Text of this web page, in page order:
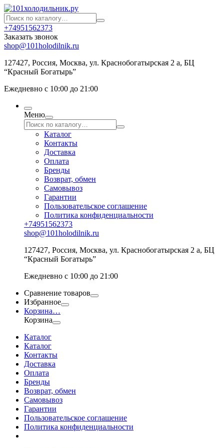
+74951562373
Заказать звонок
shop@101holodilnik.ru
127427, Россия, Москва, ул. Краснобогатырская 2 а, БЦ
“Красный Богатырь”
Ежедневно с 10:00 до 21:00
Меню
Каталог
Контакты
Доставка
Оплата
Бренды
Возврат, обмен
Самовывоз
Гарантии
Пользовательское соглашение
Политика конфиденциальности
+74951562373
shop@101holodilnik.ru
127427, Россия, Москва, ул. Краснобогатырская 2 а, БЦ
“Красный Богатырь”
Ежедневно с 10:00 до 21:00
Сравнение товаров
Избранное
Корзина…
Корзина
Каталог
Каталог
Контакты
Доставка
Оплата
Бренды
Возврат, обмен
Самовывоз
Гарантии
Пользовательское соглашение
Политика конфиденциальности